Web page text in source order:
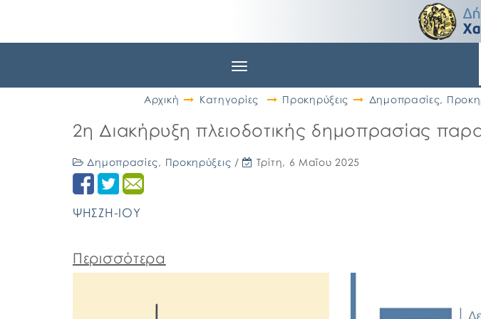
Toggle
Αρχική
Κατηγορίες Προκηρύξεις Δημοπρασίες,
2η Διακήρυξη πλειοδοτικής δημοπρασίας
Δημοπρασίες, Προκηρύξεις / Τρίτη, 6 Μαΐου 2025
ΨΗΣΖΗ-ΙΟΥ
Περισσότερα